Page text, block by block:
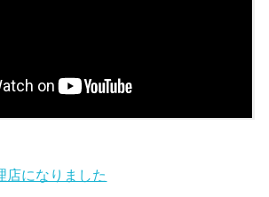
店になりました